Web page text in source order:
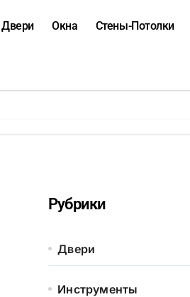
Двери Окна Стены-Потолки
Рубрики
Двери
Инструменты